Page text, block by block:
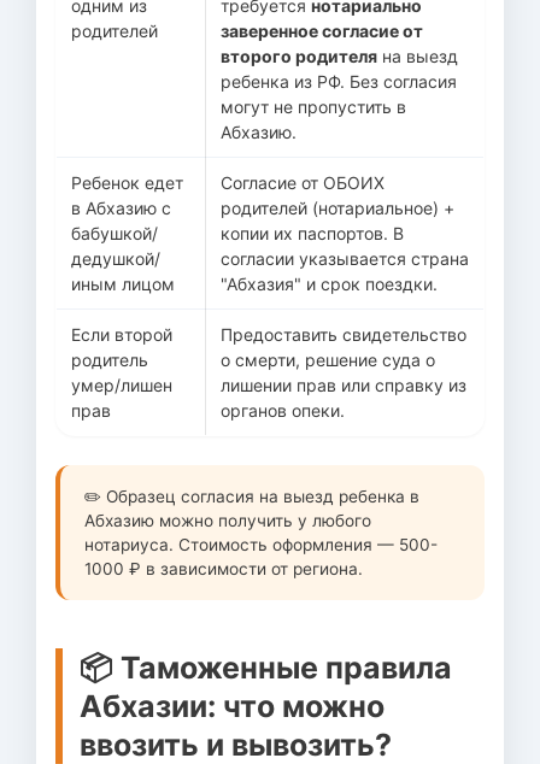
одним из
родителей
требуется нотариально
заверенное согласие от
второго родителя на выезд
ребенка из РФ. Без согласия
могут не пропустить в
Абхазию.
Ребенок едет
в Абхазию с
бабушкой/
дедушкой/
иным лицом
Согласие от ОБОИХ
родителей (нотариальное) +
копии их паспортов. В
согласии указывается страна
"Абхазия" и срок поездки.
Если второй
родитель
умер/лишен
прав
Предоставить свидетельство
о смерти, решение суда о
лишении прав или справку из
органов опеки.
✏️ Образец согласия на выезд ребенка в
Абхазию можно получить у любого
нотариуса. Стоимость оформления — 500-
1000 ₽ в зависимости от региона.
📦 Таможенные правила
Абхазии: что можно
ввозить и вывозить?